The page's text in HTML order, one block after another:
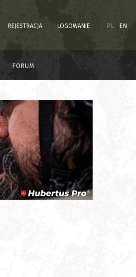
REJESTRACJA LOGOWANIE PL EN
FORUM